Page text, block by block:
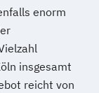
enorm
insgesamt
reicht von